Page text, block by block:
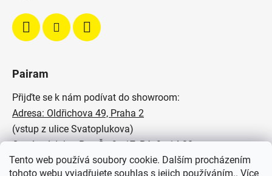
Tento web používá soubory cookie. Dalším procházením
tohoto webu vyjadřujete souhlas s jejich používáním.. Více
Pairam
Přijďte se k nám podívat do showroom:
Adresa: Oldřichova 49, Praha 2
(vstup z ulice Svatoplukova)
Otevírací doba: Po - Čt: 9 - 17, Pá: 9 - 14:30
Podívejte se na naše realizace: